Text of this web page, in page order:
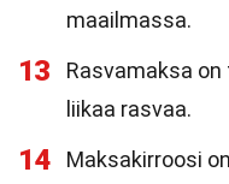
maailmassa.
13
Rasvamaksa
liikaa rasvaa.
14
Maksakirroosi